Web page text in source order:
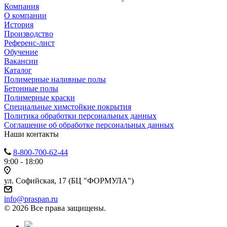
Компания
О компании
История
Производство
Референс-лист
Обучение
Вакансии
Каталог
Полимерные наливные полы
Бетонные полы
Полимерные краски
Специальные химстойкие покрытия
Политика обработки персональных данных
Cоглашение об обработке персональных данных
Наши контакты
8-800-700-62-44
9:00 - 18:00
ул. Софийская, 17 (БЦ "ФОРМУЛА")
info@praspan.ru
© 2026 Все права защищены.